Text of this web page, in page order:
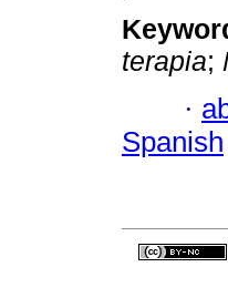
terapia;
·
Spanish